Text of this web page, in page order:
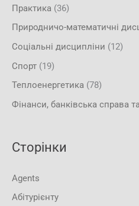
Практика (36)
Природничо-математичні
Соціальні дисципліни (12)
Спорт (19)
Теплоенергетика (78)
Фінанси, банківська справа
Сторінки
Agents
Абітурієнту